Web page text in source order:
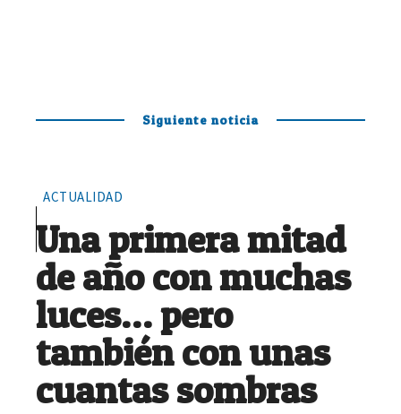
Siguiente noticia
ACTUALIDAD
Una primera mitad
de año con muchas
luces… pero
también con unas
cuantas sombras